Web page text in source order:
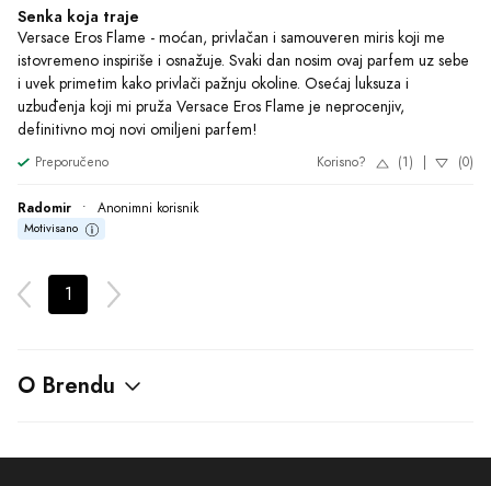
Senka koja traje
Versace Eros Flame - moćan, privlačan i samouveren miris koji me
istovremeno inspiriše i osnažuje. Svaki dan nosim ovaj parfem uz sebe
i uvek primetim kako privlači pažnju okoline. Osećaj luksuza i
uzbuđenja koji mi pruža Versace Eros Flame je neprocenjiv,
definitivno moj novi omiljeni parfem!
Preporučeno Korisno? (1) (0)
Radomir • Anonimni korisnik
Motivisano
1
O Brendu